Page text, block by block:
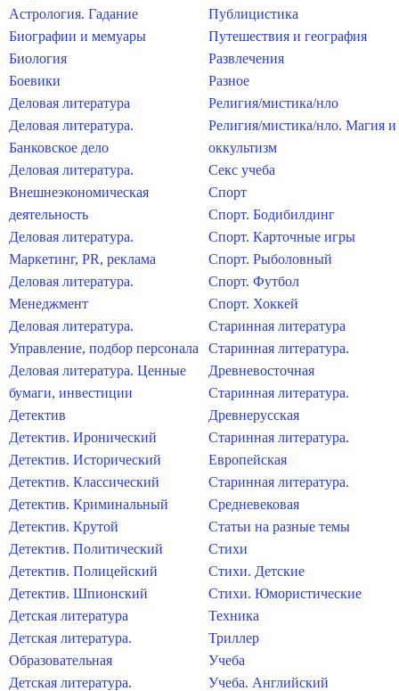
Астрология. Гадание
Биографии и мемуары
Биология
Боевики
Деловая литература
Деловая литература.
Банковское дело
Деловая литература.
Внешнеэкономическая
деятельность
Деловая литература.
Маркетинг, PR, реклама
Деловая литература.
Менеджмент
Деловая литература.
Управление, подбор персонала
Деловая литература. Ценные
бумаги, инвестиции
Детектив
Детектив. Иронический
Детектив. Исторический
Детектив. Классический
Детектив. Криминальный
Детектив. Крутой
Детектив. Политический
Детектив. Полицейский
Детектив. Шпионский
Детская литература
Детская литература.
Образовательная
Детская литература.
Публицистика
Путешествия и география
Развлечения
Разное
Религия/мистика/нло
Религия/мистика/нло. Магия и
оккультизм
Секс учеба
Спорт
Спорт. Бодибилдинг
Спорт. Карточные игры
Спорт. Рыболовный
Спорт. Футбол
Спорт. Хоккей
Старинная литература
Старинная литература.
Древневосточная
Старинная литература.
Древнерусская
Старинная литература.
Европейская
Старинная литература.
Средневековая
Статьи на разные темы
Стихи
Стихи. Детские
Стихи. Юмористические
Техника
Триллер
Учеба
Учеба. Английский